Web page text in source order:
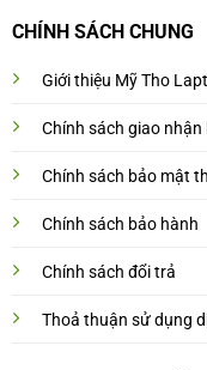
CHÍNH SÁCH CHUNG
Giới thiệu Mỹ Tho
Chính sách giao nhận
Chính sách bảo mật
Chính sách bảo hành
Chính sách đổi trả
Thoả thuận sử dụng